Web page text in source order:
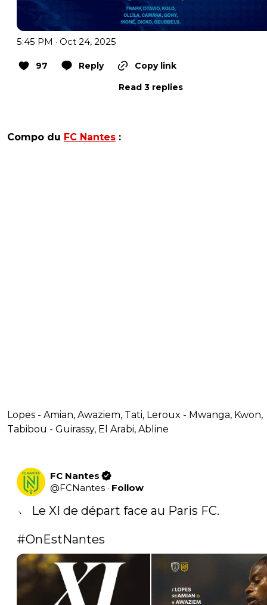
5:45 PM · Oct 24, 2025
97 Reply
Copy link
Read 3 replies
Compo du FC Nantes :
Lopes - Amian, Awaziem, Tati, Leroux - Mwanga, Kwon,
Tabibou - Guirassy, El Arabi, Abline
FC Nantes
@FCNantes · Follow
﹅ Le XI de départ face au Paris FC.
#OnEstNantes